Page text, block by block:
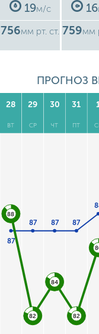
19м/с
756мм рт. ст.
16
759мм
ПРОГНОЗ
28
ВТ
29
СР
30
ЧТ
31
ПТ
87
87 87 87
88
82
84
82